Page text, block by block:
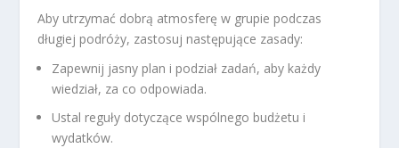
Aby utrzymać dobrą atmosferę w grupie podczas
długiej podróży, zastosuj następujące zasady:
Zapewnij jasny plan i podział zadań, aby każdy
wiedział, za co odpowiada.
Ustal reguły dotyczące wspólnego budżetu i
wydatków.